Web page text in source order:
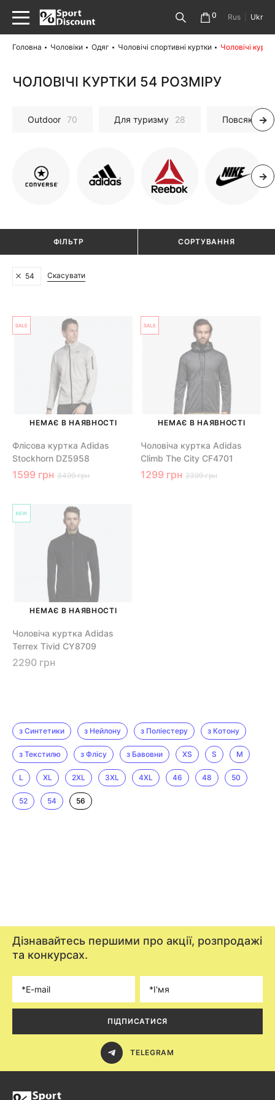
0 Rus Ukr
Головна Чоловіки Одяг Чоловічі спортивні куртки Чоловічі
ЧОЛОВІЧІ КУРТКИ 54 РОЗМІРУ
Outdoor 70 Для туризму 28 Повсякденні
ФІЛЬТР СОРТУВАННЯ
54 Скасувати
НЕМАЄ В НАЯВНОСТІ
Флісова куртка Adidas
Stockhorn DZ5958
1599 грн 3499 грн
НЕМАЄ В НАЯВНОСТІ
Чоловіча куртка Adidas
Climb The City CF4701
1299 грн 2399 грн
НЕМАЄ В НАЯВНОСТІ
Чоловіча куртка Adidas
Terrex Tivid CY8709
2290 грн
з Синтетики з Нейлону з Поліестеру з Котону
з Текстилю з Флісу з Бавовни XS S M
L XL 2XL 3XL 4XL 46 48 50
52 54 56
Дізнавайтесь першими про акції, розпродажі
та конкурсах.
ПІДПИСАТИСЯ
TELEGRAM